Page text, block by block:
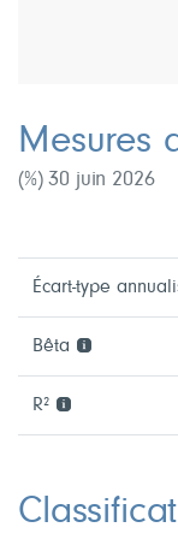
Mesures
(%) 30 juin 2026
Écart-type
Bêta
R²